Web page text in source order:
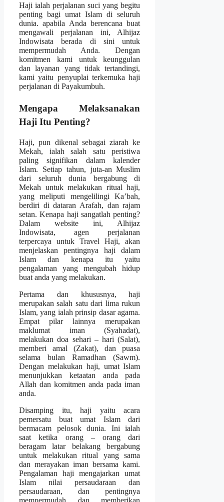
Haji ialah perjalanan suci yang begitu
penting bagi umat Islam di seluruh
dunia. apabila Anda berencana buat
mengawali perjalanan ini, Alhijaz
Indowisata berada di sini untuk
mempermudah Anda. Dengan
komitmen kami untuk keunggulan
dan layanan yang tidak tertandingi,
kami yaitu penyuplai terkemuka haji
perjalanan di Payakumbuh.
Mengapa Melaksanakan
Haji Itu Penting?
Haji, pun dikenal sebagai ziarah ke
Mekah, ialah salah satu peristiwa
paling signifikan dalam kalender
Islam. Setiap tahun, juta-an Muslim
dari seluruh dunia bergabung di
Mekah untuk melakukan ritual haji,
yang meliputi mengelilingi Ka’bah,
berdiri di dataran Arafah, dan rajam
setan. Kenapa haji sangatlah penting?
Dalam website ini, Alhijaz
Indowisata, agen perjalanan
terpercaya untuk Travel Haji, akan
menjelaskan pentingnya haji dalam
Islam dan kenapa itu yaitu
pengalaman yang mengubah hidup
buat anda yang melakukan.
Pertama dan khususnya, haji
merupakan salah satu dari lima rukun
Islam, yang ialah prinsip dasar agama.
Empat pilar lainnya merupakan
maklumat iman (Syahadat),
melakukan doa sehari – hari (Salat),
memberi amal (Zakat), dan puasa
selama bulan Ramadhan (Sawm).
Dengan melakukan haji, umat Islam
menunjukkan ketaatan anda pada
Allah dan komitmen anda pada iman
anda.
Disamping itu, haji yaitu acara
pemersatu buat umat Islam dari
bermacam pelosok dunia. Ini ialah
saat ketika orang – orang dari
beragam latar belakang bergabung
untuk melakukan ritual yang sama
dan merayakan iman bersama kami.
Pengalaman haji mengajarkan umat
Islam nilai persaudaraan dan
persaudaraan, dan pentingnya
mempermudah dan memberikan